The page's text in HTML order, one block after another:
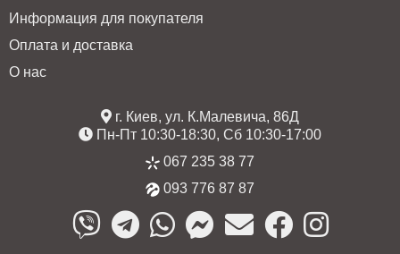
Информация для покупателя
Оплата и доставка
О нас
г. Киев, ул. К.Малевича, 86Д
Пн-Пт 10:30-18:30, Сб 10:30-17:00
067 235 38 77
093 776 87 87